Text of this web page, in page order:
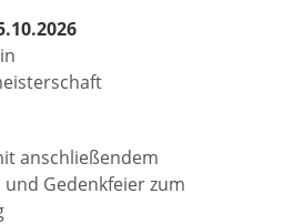
anschließendem
Gedenkfeier zum